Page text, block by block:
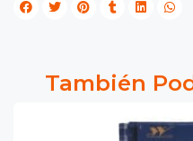
También